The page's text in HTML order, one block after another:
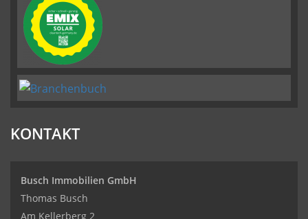
KONTAKT
Busch Immobilien GmbH
Thomas Busch
Am Kellerberg 2